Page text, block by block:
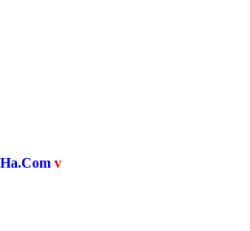
hàng triệu Sim Giá Rẻ Viettel,